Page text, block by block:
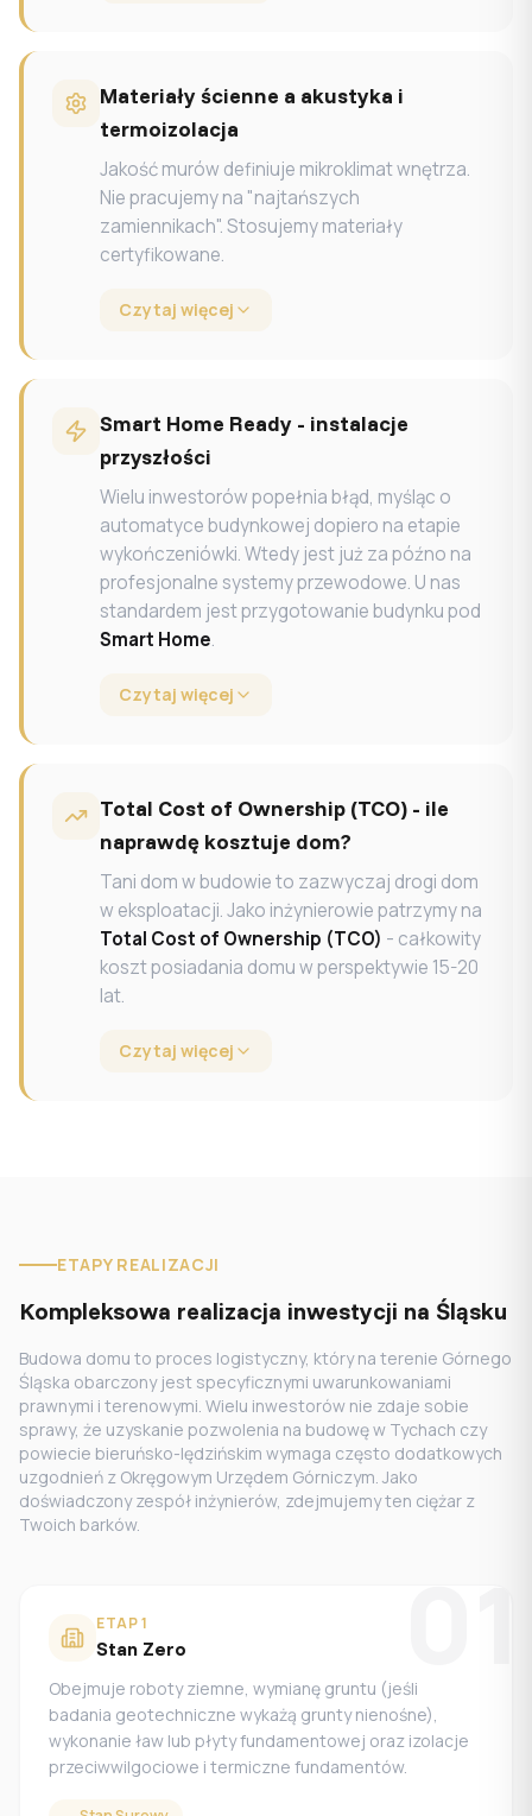
Materiały ścienne a akustyka i
termoizolacja
Jakość murów definiuje mikroklimat wnętrza.
Nie pracujemy na "najtańszych
zamiennikach". Stosujemy materiały
certyfikowane.
Czytaj więcej
Smart Home Ready - instalacje
przyszłości
Wielu inwestorów popełnia błąd, myśląc o
automatyce budynkowej dopiero na etapie
wykończeniówki. Wtedy jest już za późno na
profesjonalne systemy przewodowe. U nas
standardem jest przygotowanie budynku pod
Smart Home.
Czytaj więcej
Total Cost of Ownership (TCO) - ile
naprawdę kosztuje dom?
Tani dom w budowie to zazwyczaj drogi dom
w eksploatacji. Jako inżynierowie patrzymy na
Total Cost of Ownership (TCO) - całkowity
koszt posiadania domu w perspektywie 15-20
lat.
Czytaj więcej
ETAPY REALIZACJI
Kompleksowa realizacja inwestycji na Śląsku
Budowa domu to proces logistyczny, który na terenie Górnego
Śląska obarczony jest specyficznymi uwarunkowaniami
prawnymi i terenowymi. Wielu inwestorów nie zdaje sobie
sprawy, że uzyskanie pozwolenia na budowę w Tychach czy
powiecie bieruńsko-lędzińskim wymaga często dodatkowych
uzgodnień z Okręgowym Urzędem Górniczym. Jako
doświadczony zespół inżynierów, zdejmujemy ten ciężar z
Twoich barków.
ETAP1
Stan Zero
Obejmuje roboty ziemne, wymianę gruntu (jeśli
badania geotechniczne wykażą grunty nienośne),
wykonanie ław lub płyty fundamentowej oraz izolacje
przeciwwilgociowe i termiczne fundamentów.